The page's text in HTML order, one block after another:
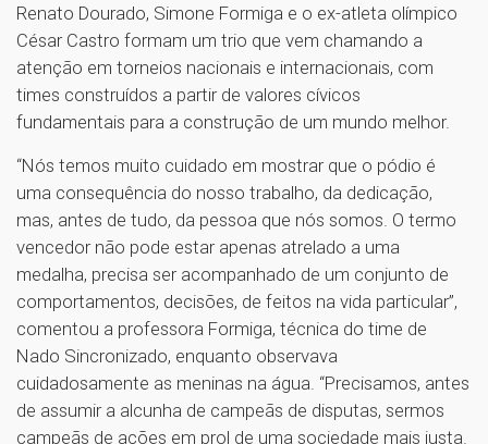
Renato Dourado, Simone Formiga e o ex-atleta olímpico
César Castro formam um trio que vem chamando a
atenção em torneios nacionais e internacionais, com
times construídos a partir de valores cívicos
fundamentais para a construção de um mundo melhor.
“Nós temos muito cuidado em mostrar que o pódio é
uma consequência do nosso trabalho, da dedicação,
mas, antes de tudo, da pessoa que nós somos. O termo
vencedor não pode estar apenas atrelado a uma
medalha, precisa ser acompanhado de um conjunto de
comportamentos, decisões, de feitos na vida particular”,
comentou a professora Formiga, técnica do time de
Nado Sincronizado, enquanto observava
cuidadosamente as meninas na água. “Precisamos, antes
de assumir a alcunha de campeãs de disputas, sermos
campeãs de ações em prol de uma sociedade mais justa.